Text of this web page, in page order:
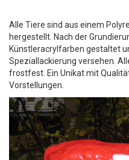
Alle Tiere sind aus einem
hergestellt. Nach der
Künstleracrylfarben gestaltet
Speziallackierung versehen.
frostfest. Ein Unikat mit
Vorstellungen.